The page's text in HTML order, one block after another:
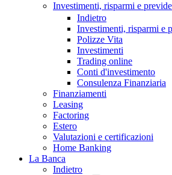
Investimenti, risparmi e
Indietro
Investimenti, risparmi e
Polizze Vita
Investimenti
Trading online
Conti d'investimento
Consulenza Finanziaria
Finanziamenti
Leasing
Factoring
Estero
Valutazioni e certificazioni
Home Banking
La Banca
Indietro